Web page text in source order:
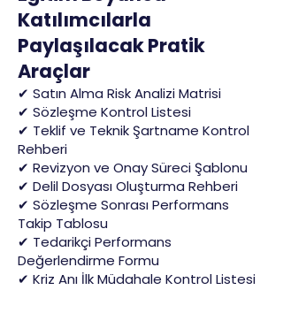
Katılımcılarla
Paylaşılacak Pratik
Araçlar
✔ Satın Alma Risk Analizi Matrisi
✔ Sözleşme Kontrol Listesi
✔ Teklif ve Teknik Şartname Kontrol
Rehberi
✔ Revizyon ve Onay Süreci Şablonu
✔ Delil Dosyası Oluşturma Rehberi
✔ Sözleşme Sonrası Performans
Takip Tablosu
✔ Tedarikçi Performans
Değerlendirme Formu
✔ Kriz Anı İlk Müdahale Kontrol Listesi